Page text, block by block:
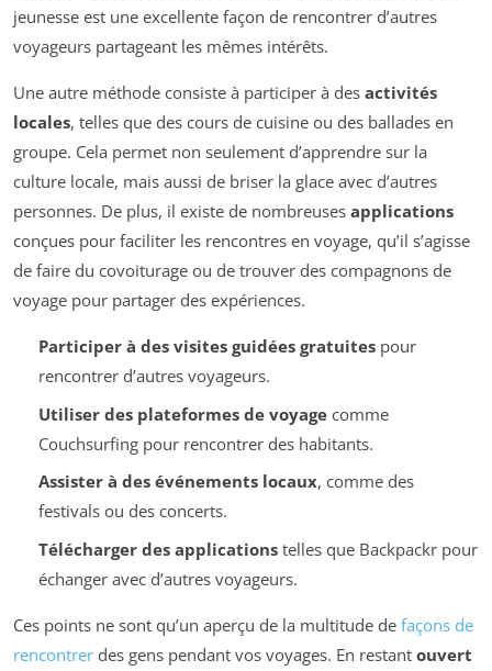
jeunesse est une excellente façon de rencontrer d’autres
voyageurs partageant les mêmes intérêts.
Une autre méthode consiste à participer à des activités
locales, telles que des cours de cuisine ou des ballades en
groupe. Cela permet non seulement d’apprendre sur la
culture locale, mais aussi de briser la glace avec d’autres
personnes. De plus, il existe de nombreuses applications
conçues pour faciliter les rencontres en voyage, qu’il s’agisse
de faire du covoiturage ou de trouver des compagnons de
voyage pour partager des expériences.
Participer à des visites guidées gratuitespour
rencontrer d’autres voyageurs.
Utiliser des plateformes de voyagecomme
Couchsurfing pour rencontrer des habitants.
Assister à des événements locaux, comme des
festivals ou des concerts.
Télécharger des applicationstelles que Backpackr pour
échanger avec d’autres voyageurs.
Ces points ne sont qu’un aperçu de la multitude de façons de
rencontrer des gens pendant vos voyages. En restant ouvert